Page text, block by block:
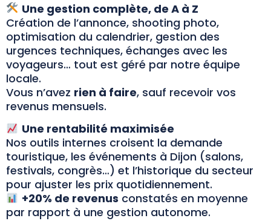
Une gestion complète, de A à Z
Création de l’annonce, shooting photo,
optimisation du calendrier, gestion des
urgences techniques, échanges avec les
voyageurs… tout est géré par notre équipe
locale.
Vous n’avez rien à faire, sauf recevoir vos
revenus mensuels.
Une rentabilité maximisée
Nos outils internes croisent la demande
touristique, les événements à Dijon (salons,
festivals, congrès…) et l’historique du secteur
pour ajuster les prix quotidiennement.
+20% de revenus constatés en moyenne
par rapport à une gestion autonome.